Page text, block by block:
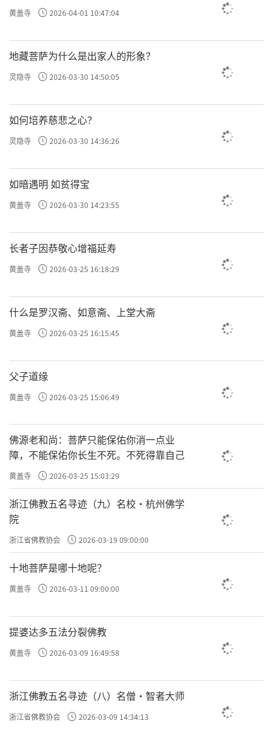
黄盖寺 2026-04-01 10:47:04
地藏菩萨为什么是出家人的形象？
灵隐寺 2026-03-30 14:50:05
如何培养慈悲之心？
灵隐寺 2026-03-30 14:36:26
如暗遇明 如贫得宝
黄盖寺 2026-03-30 14:23:55
长者子因恭敬心增福延寿
黄盖寺 2026-03-25 16:18:29
什么是罗汉斋、如意斋、上堂大斋
黄盖寺 2026-03-25 16:15:45
父子道缘
黄盖寺 2026-03-25 15:06:49
佛源老和尚：菩萨只能保佑你消一点业
障，不能保佑你长生不死。不死得靠自己
黄盖寺 2026-03-25 15:03:29
浙江佛教五名寻迹（九）名校·杭州佛学
院
浙江省佛教协会 2026-03-19 09:00:00
十地菩萨是哪十地呢？
黄盖寺 2026-03-11 09:00:00
提婆达多五法分裂佛教
黄盖寺 2026-03-09 16:49:58
浙江佛教五名寻迹（八）名僧·智者大师
浙江省佛教协会 2026-03-09 14:34:13